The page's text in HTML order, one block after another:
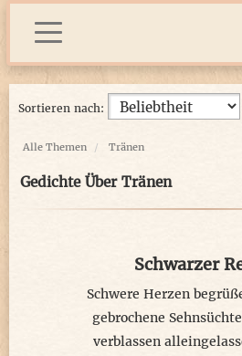
Sortieren nach:
Alle Themen Tränen
Gedichte Über Tränen
Schwarzer
Schwere Herzen
gebrochene
verblassen